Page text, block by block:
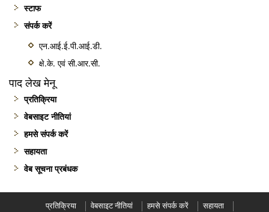
स्टाफ
संपर्क करें
एन.आई.ई.पी.आई.डी.
क्षे.के. एवं सी.आर.सी.
पाद लेख मेनू
प्रतिक्रिया
वेबसाइट नीतियां
हमसे संपर्क करें
सहायता
वेब सूचना प्रबंधक
प्रतिक्रिया वेबसाइट नीतियां हमसे संपर्क करें
सहायता